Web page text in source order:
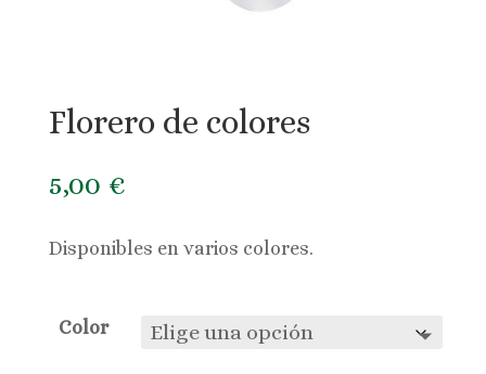
Florero de colores
5,00 €
Disponibles en varios colores.
Color